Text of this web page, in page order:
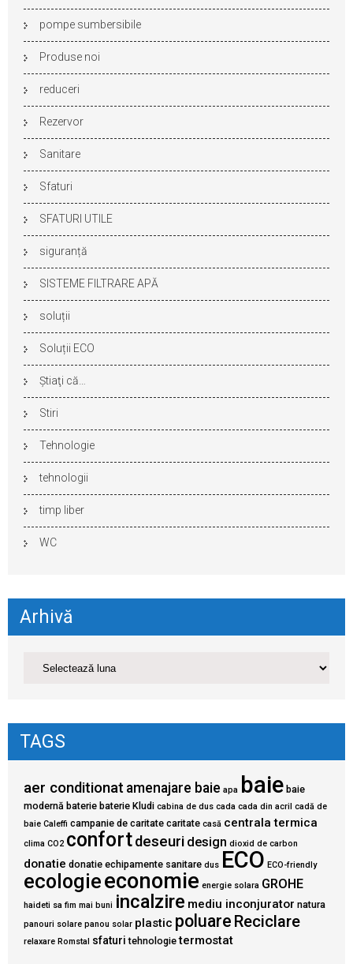
pompe sumbersibile
Produse noi
reduceri
Rezervor
Sanitare
Sfaturi
SFATURI UTILE
siguranță
SISTEME FILTRARE APĂ
soluții
Soluții ECO
Ştiaţi că…
Stiri
Tehnologie
tehnologii
timp liber
WC
Arhivă
TAGS
aer conditionat amenajare baie apa baie baie
modernă baterie baterie Kludi cabina de dus cada cada din acril cadă de
baie Caleffi campanie de caritate caritate casă centrala termica
clima CO2 confortdeseuri design dioxid de carbon
donatie donatie echipamente sanitare dus ECO ECO-friendly
ecologieeconomie energie solara GROHE
haideti sa fim mai buni incalzire mediu inconjurator natura
panouri solare panou solar plastic poluare Reciclare
relaxare Romstal sfaturi tehnologie termostat